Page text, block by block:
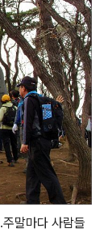
말마다 사람들